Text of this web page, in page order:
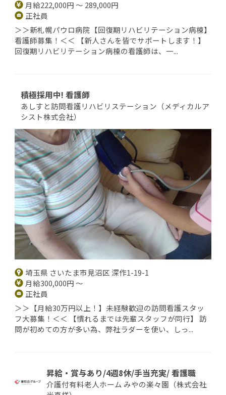
月給222,000円 ～ 289,000円
正社員
＞＞新札幌パウロ病院【回復期リハビリテーション病棟】
看護師募集！＜＜ 【新人さんを皆でサポートします！】
回復期リハビリテーション病棟の看護師は、一...
積極採用中! 看護師
あしすと訪問看護リハビリステーション（メディカルア
シスト株式会社）
埼玉県 さいたま市見沼区 深作1-19-1
月給300,000円 ～
正社員
＞＞【月給30万円以上！】未経験歓迎の訪問看護スタッ
フ大募集！＜＜ 【慣れるまでは先輩スタッフが同行】 訪
問が初めての方が多い為、弊社ラダーを使い、しっ...
昇給・賞与あり/4週8休/手当充実/ 看護職
介護付有料老人ホーム みやの楽々園（株式会社